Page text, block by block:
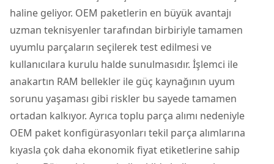
haline geliyor. OEM paketlerin en büyük avantajı
uzman teknisyenler tarafından birbiriyle tamamen
uyumlu parçaların seçilerek test edilmesi ve
kullanıcılara kurulu halde sunulmasıdır. İşlemci ile
anakartın RAM bellekler ile güç kaynağının uyum
sorunu yaşaması gibi riskler bu sayede tamamen
ortadan kalkıyor. Ayrıca toplu parça alımı nedeniyle
OEM paket konfigürasyonları tekil parça alımlarına
kıyasla çok daha ekonomik fiyat etiketlerine sahip